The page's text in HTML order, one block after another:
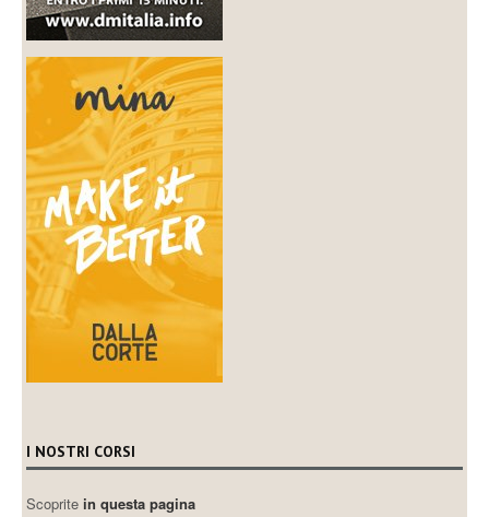
I NOSTRI CORSI
Scopritein questa pagina